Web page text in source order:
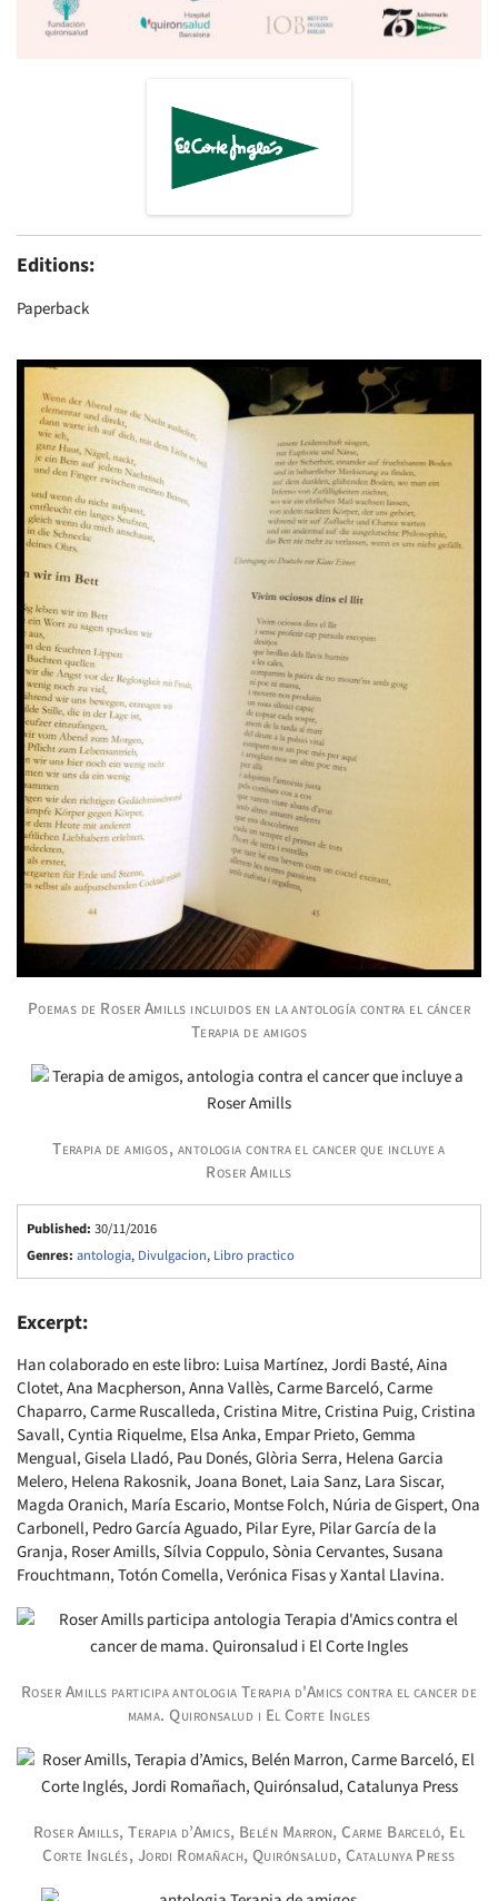
Editions:
Paperback
Poemas de Roser Amills incluidos en la antología contra el cáncer
Terapia de amigos
Terapia de amigos, antologia contra el cancer que incluye a
Roser Amills
Published: 30/11/2016
Genres: antologia, Divulgacion, Libro practico
Excerpt:
Han colaborado en este libro: Luisa Martínez, Jordi Basté, Aina
Clotet, Ana Macpherson, Anna Vallès, Carme Barceló, Carme
Chaparro, Carme Ruscalleda, Cristina Mitre, Cristina Puig, Cristina
Savall, Cyntia Riquelme, Elsa Anka, Empar Prieto, Gemma
Mengual, Gisela Lladó, Pau Donés, Glòria Serra, Helena Garcia
Melero, Helena Rakosnik, Joana Bonet, Laia Sanz, Lara Siscar,
Magda Oranich, María Escario, Montse Folch, Núria de Gispert, Ona
Carbonell, Pedro García Aguado, Pilar Eyre, Pilar García de la
Granja, Roser Amills, Sílvia Coppulo, Sònia Cervantes, Susana
Frouchtmann, Totón Comella, Verónica Fisas y Xantal Llavina.
Roser Amills participa antologia Terapia d'Amics contra el cancer de
mama. Quironsalud i El Corte Ingles
Roser Amills, Terapia d’Amics, Belén Marron, Carme Barceló, El
Corte Inglés, Jordi Romañach, Quirónsalud, Catalunya Press